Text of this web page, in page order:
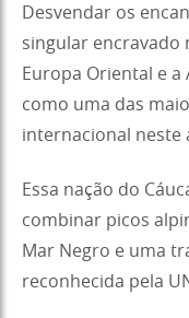
Desvendar os
singular encravado
Europa Oriental e
como uma das
internacional neste
Essa nação do
combinar picos
Mar Negro e uma
reconhecida pela